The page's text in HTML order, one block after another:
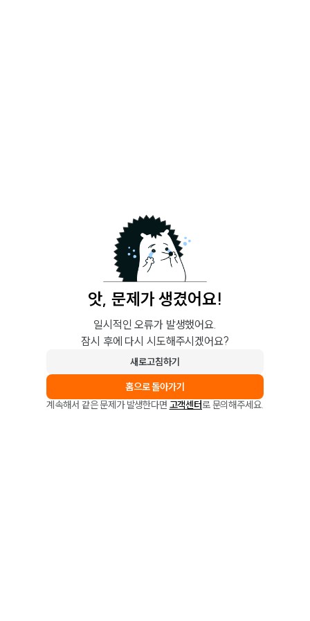
앗, 문제가 생겼어요!
일시적인 오류가 발생했어요.
잠시 후에 다시 시도해주시겠어요?
새로고침하기
홈으로 돌아가기
계속해서 같은 문제가 발생한다면 고객센터로 문의해주세요.